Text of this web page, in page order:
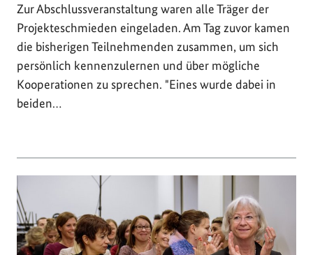
Zur Abschlussveranstaltung waren alle Träger der
Projekteschmieden eingeladen. Am Tag zuvor kamen
die bisherigen Teilnehmenden zusammen, um sich
persönlich kennenzulernen und über mögliche
Kooperationen zu sprechen. "Eines wurde dabei in
beiden…